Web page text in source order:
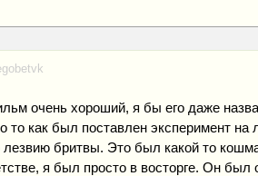
очень хороший, я бы его даже
то как был поставлен эксперимент
лезвию бритвы. Это был какой то
я был просто в восторге. Он